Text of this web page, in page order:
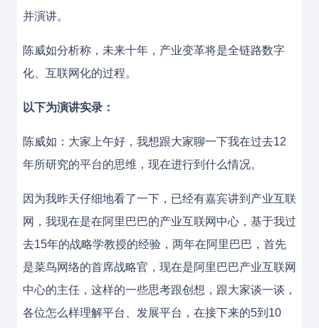
并演讲。
陈威如分析称，未来十年，产业变革将是全链路数字
化、互联网化的过程。
以下为演讲实录：
陈威如：大家上午好，我想跟大家聊一下我在过去12
年所研究的平台的思维，现在进行到什么情况。
因为我昨天仔细地看了一下，已经有嘉宾讲到产业互联
网，我现在是在阿里巴巴的产业互联网中心，基于我过
去15年的战略学教授的经验，两年在阿里巴巴，首先
是菜鸟网络的首席战略官，现在是阿里巴巴产业互联网
中心的主任，这样的一些思考跟创想，跟大家谈一谈，
各位怎么样理解平台、发展平台，在接下来的5到10